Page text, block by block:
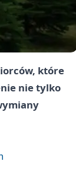
które
nie tylko